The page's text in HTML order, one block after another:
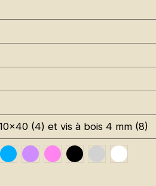
(4) et vis à bois 4 mm (8)
1026
Pantone 802C
Green RAL 6002
Sky Blue RAL 5015
Signal Violet RAL 4008
Rose Fluo Pantone
Black RAL 9005
Gris RAL 7001
Traffic